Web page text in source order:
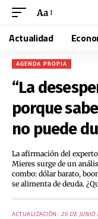
Aa
Actualidad
AGENDA PROPIA
“La
porque
no puede
La afirmación del
Mieres surge de un
combo: dólar barato,
se alimenta de deuda.
ACTUALIZACIÓN: 25 DE